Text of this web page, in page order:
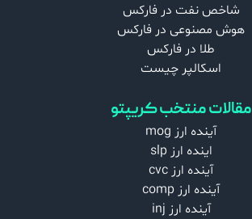
شاخص نفت در فارکس
هوش مصنوعی در فارکس
طلا در فارکس
اسکالپر چیست
مقالات منتخب کریپتو
آینده ارز mog
اینده ارز slp
آینده ارز cvc
آینده ارز comp
آینده ارز inj